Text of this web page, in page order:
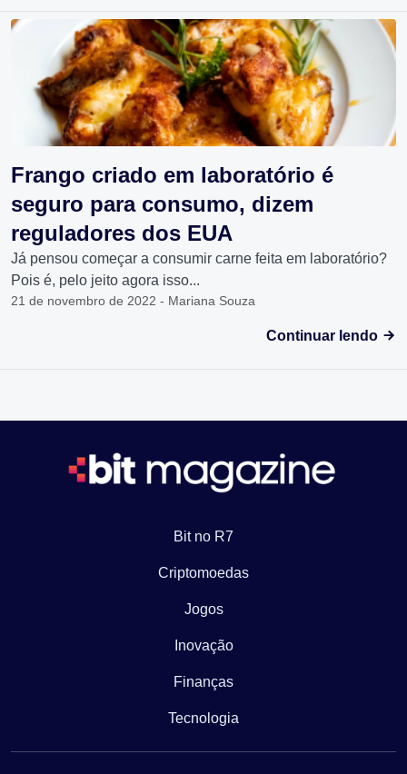
Frango criado em laboratório é
seguro para consumo, dizem
reguladores dos EUA
Já pensou começar a consumir carne feita em laboratório?
Pois é, pelo jeito agora isso...
21 de novembro de 2022 - Mariana Souza
Continuar lendo
Bit no R7
Criptomoedas
Jogos
Inovação
Finanças
Tecnologia